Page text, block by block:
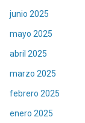
junio 2025
mayo 2025
abril 2025
marzo 2025
febrero 2025
enero 2025